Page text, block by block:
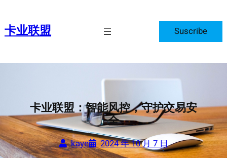
内卡业联盟 Suscribe
卡业联盟：智能风控，守护交易安
全
kaye 2024 年 10 月 7 日